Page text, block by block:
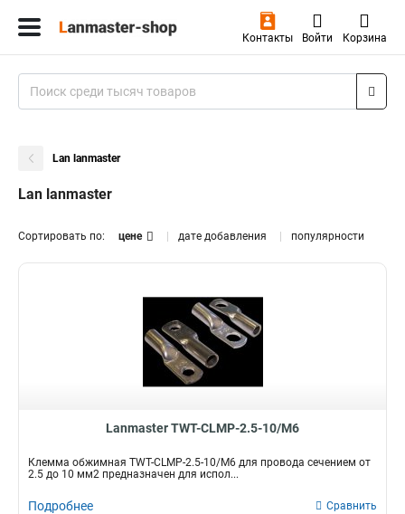
Контакты Войти Корзина
Lan lanmaster
Lan lanmaster
Сортировать по: цене дате добавления популярности
Lanmaster TWT-CLMP-2.5-10/M6
Клемма обжимная TWT-CLMP-2.5-10/M6 для провода сечением от
2.5 до 10 мм2 предназначен для испол...
Подробнее Сравнить